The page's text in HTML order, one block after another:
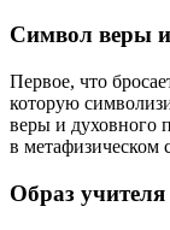
Символ веры и
Первое, что
которую
веры и духовного
в метафизическом
Образ